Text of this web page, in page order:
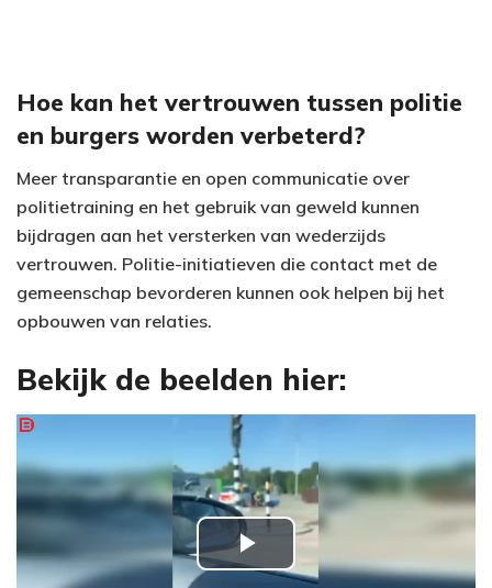
Hoe kan het vertrouwen tussen politie
en burgers worden verbeterd?
Meer transparantie en open communicatie over
politietraining en het gebruik van geweld kunnen
bijdragen aan het versterken van wederzijds
vertrouwen. Politie-initiatieven die contact met de
gemeenschap bevorderen kunnen ook helpen bij het
opbouwen van relaties.
Bekijk de beelden hier:
P